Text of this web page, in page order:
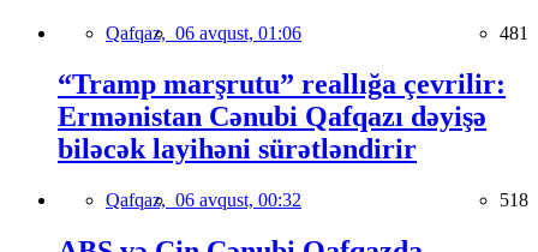
Qafqaz, 06 avqust, 01:06 481
“Tramp marşrutu” reallığa çevrilir:
Ermənistan Cənubi Qafqazı dəyişə
biləcək layihəni sürətləndirir
Qafqaz, 06 avqust, 00:32 518